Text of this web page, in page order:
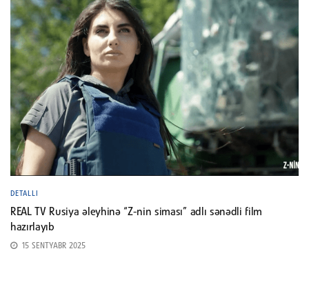
DETALLI
REAL TV Rusiya əleyhinə “Z-nin siması” adlı sənədli film
hazırlayıb
15 SENTYABR 2025